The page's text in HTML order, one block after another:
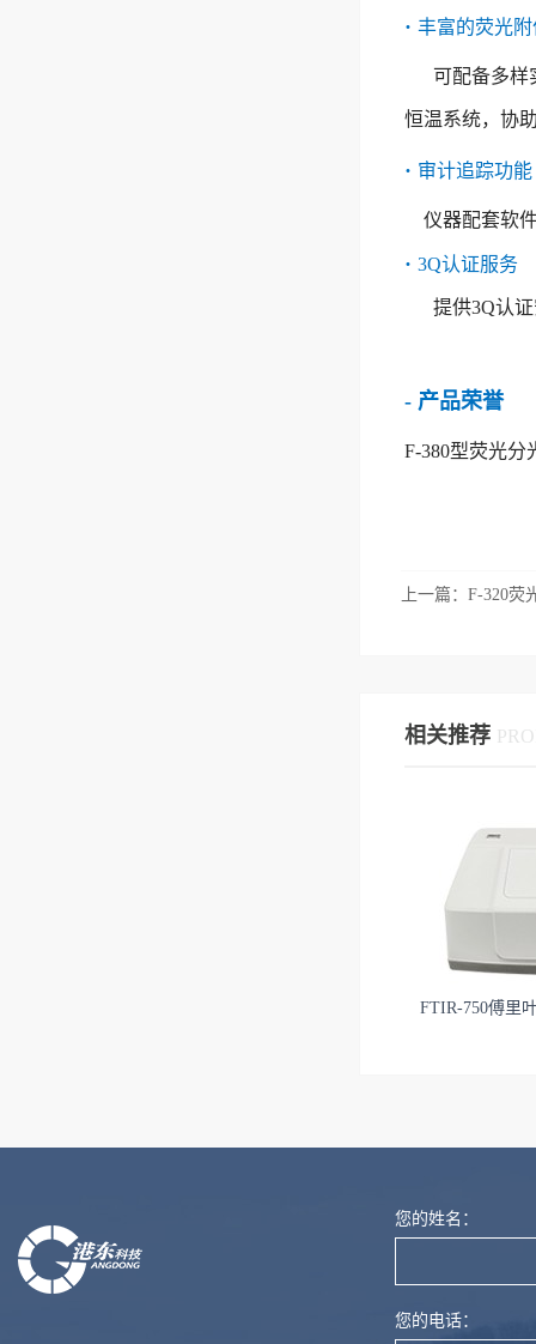
· 丰富的荧光附
可配备多样
恒温系统，协
· 审计追踪功能
仪器配套软件
· 3Q认证服务
提供3Q认
- 产品荣誉
F-380型荧光分
上一篇： F-320荧
相关推荐
FTIR-750傅里
您的姓名：
您的电话：